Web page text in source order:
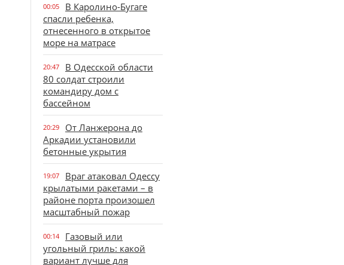
00:05
В Каролино-Бугаге
спасли ребенка,
отнесенного в открытое
море на матрасе
20:47
В Одесской области
80 солдат строили
командиру дом с
бассейном
20:29
От Ланжерона до
Аркадии установили
бетонные укрытия
19:07
Враг атаковал Одессу
крылатыми ракетами – в
районе порта произошел
масштабный пожар
00:14
Газовый или
угольный гриль: какой
вариант лучше для